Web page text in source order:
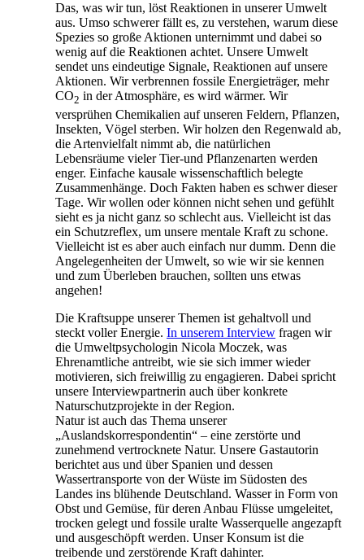
Das, was wir tun, löst Reaktionen in unserer Umwelt
aus. Umso schwerer fällt es, zu verstehen, warum diese
Spezies so große Aktionen unternimmt und dabei so
wenig auf die Reaktionen achtet. Unsere Umwelt
sendet uns eindeutige Signale, Reaktionen auf unsere
Aktionen. Wir verbrennen fossile Energieträger, mehr
CO2 in der Atmosphäre, es wird wärmer. Wir
versprühen Chemikalien auf unseren Feldern, Pflanzen,
Insekten, Vögel sterben. Wir holzen den Regenwald ab,
die Artenvielfalt nimmt ab, die natürlichen
Lebensräume vieler Tier-und Pflanzenarten werden
enger. Einfache kausale wissenschaftlich belegte
Zusammenhänge. Doch Fakten haben es schwer dieser
Tage. Wir wollen oder können nicht sehen und gefühlt
sieht es ja nicht ganz so schlecht aus. Vielleicht ist das
ein Schutzreflex, um unsere mentale Kraft zu schone.
Vielleicht ist es aber auch einfach nur dumm. Denn die
Angelegenheiten der Umwelt, so wie wir sie kennen
und zum Überleben brauchen, sollten uns etwas
angehen!
Die Kraftsuppe unserer Themen ist gehaltvoll und
steckt voller Energie. In unserem Interview fragen wir
die Umweltpsychologin Nicola Moczek, was
Ehrenamtliche antreibt, wie sie sich immer wieder
motivieren, sich freiwillig zu engagieren. Dabei spricht
unsere Interviewpartnerin auch über konkrete
Naturschutzprojekte in der Region.
Natur ist auch das Thema unserer
„Auslandskorrespondentin“ – eine zerstörte und
zunehmend vertrocknete Natur. Unsere Gastautorin
berichtet aus und über Spanien und dessen
Wassertransporte von der Wüste im Südosten des
Landes ins blühende Deutschland. Wasser in Form von
Obst und Gemüse, für deren Anbau Flüsse umgeleitet,
trocken gelegt und fossile uralte Wasserquelle angezapft
und ausgeschöpft werden. Unser Konsum ist die
treibende und zerstörende Kraft dahinter.